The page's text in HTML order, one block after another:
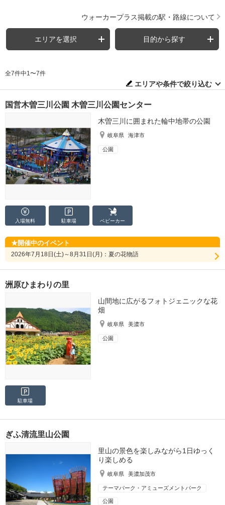
ウォーカープラス掲載の駅・路線について
エリアを選択 目的から探す
全7件中1〜7件
エリアや条件で絞り込む
国営木曽三川公園 木曽三川公園センター
木曽三川に囲まれた輪中地帯の公園
岐阜県 海津市
公園
入場無料 駐車場 ベビーカー
開催中のイベント
2026年7月18日(土)～8月31日(月)：夏の花物語
洲原ひまわりの里
山間地に広がるフォトジェニックな花
畑
岐阜県 美濃市
公園
駐車場
ぎふ清流里山公園
里山の景色を楽しみながら1日ゆっく
り楽しめる
岐阜県 美濃加茂市
テーマパーク・アミューズメントパーク
公園